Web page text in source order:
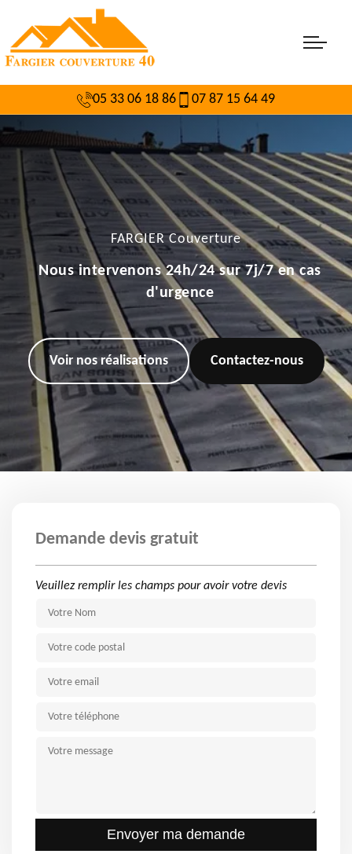
05 33 06 18 86 07 87 15 64 49
FARGIER Couverture
Nous intervenons 24h/24 sur 7j/7 en cas
d'urgence
Voir nos réalisations Contactez-nous
Demande devis gratuit
Veuillez remplir les champs pour avoir votre devis